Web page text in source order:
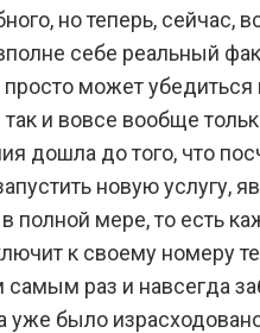
но теперь, сейчас,
себе реальный
просто может
и вовсе вообще
дошла до того, что
новую услугу,
полной мере, то есть
к своему номеру
раз и навсегда
уже было